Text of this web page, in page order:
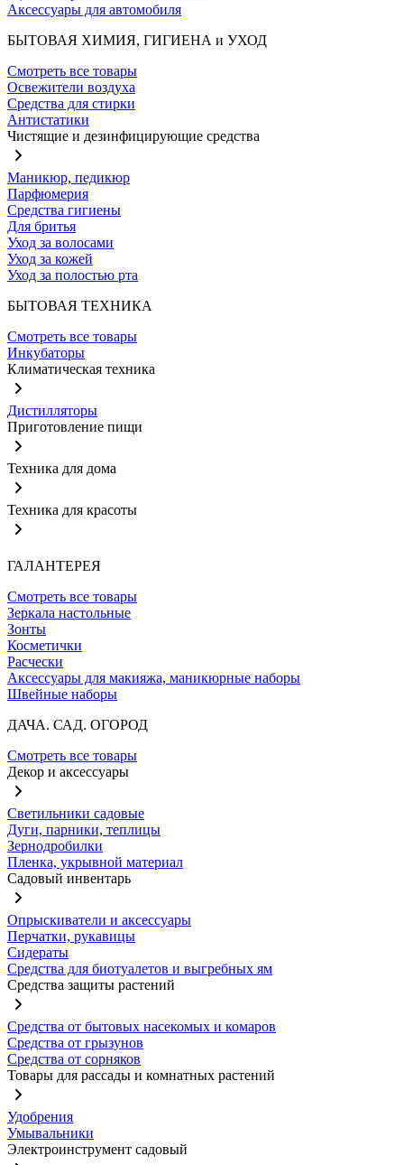
Аксессуары для автомобиля
БЫТОВАЯ ХИМИЯ, ГИГИЕНА и УХОД
Смотреть все товары
Освежители воздуха
Средства для стирки
Антистатики
Чистящие и дезинфицирующие средства
Маникюр, педикюр
Парфюмерия
Средства гигиены
Для бритья
Уход за волосами
Уход за кожей
Уход за полостью рта
БЫТОВАЯ ТЕХНИКА
Смотреть все товары
Инкубаторы
Климатическая техника
Дистилляторы
Приготовление пищи
Техника для дома
Техника для красоты
ГАЛАНТЕРЕЯ
Смотреть все товары
Зеркала настольные
Зонты
Косметички
Расчески
Аксессуары для макияжа, маникюрные наборы
Швейные наборы
ДАЧА. САД. ОГОРОД
Смотреть все товары
Декор и аксессуары
Светильники садовые
Дуги, парники, теплицы
Зернодробилки
Пленка, укрывной материал
Садовый инвентарь
Опрыскиватели и аксессуары
Перчатки, рукавицы
Сидераты
Средства для биотуалетов и выгребных ям
Средства защиты растений
Средства от бытовых насекомых и комаров
Средства от грызунов
Средства от сорняков
Товары для рассады и комнатных растений
Удобрения
Умывальники
Электроинструмент садовый